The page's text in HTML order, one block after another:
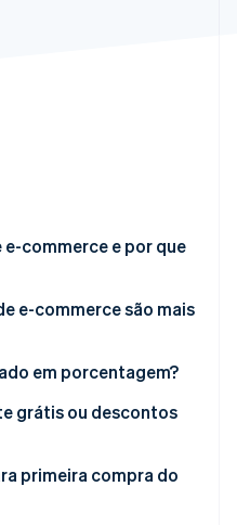
a infraestrutura
e-commerce e por que
e-commerce são mais
em porcentagem?
grátis ou descontos
primeira compra do